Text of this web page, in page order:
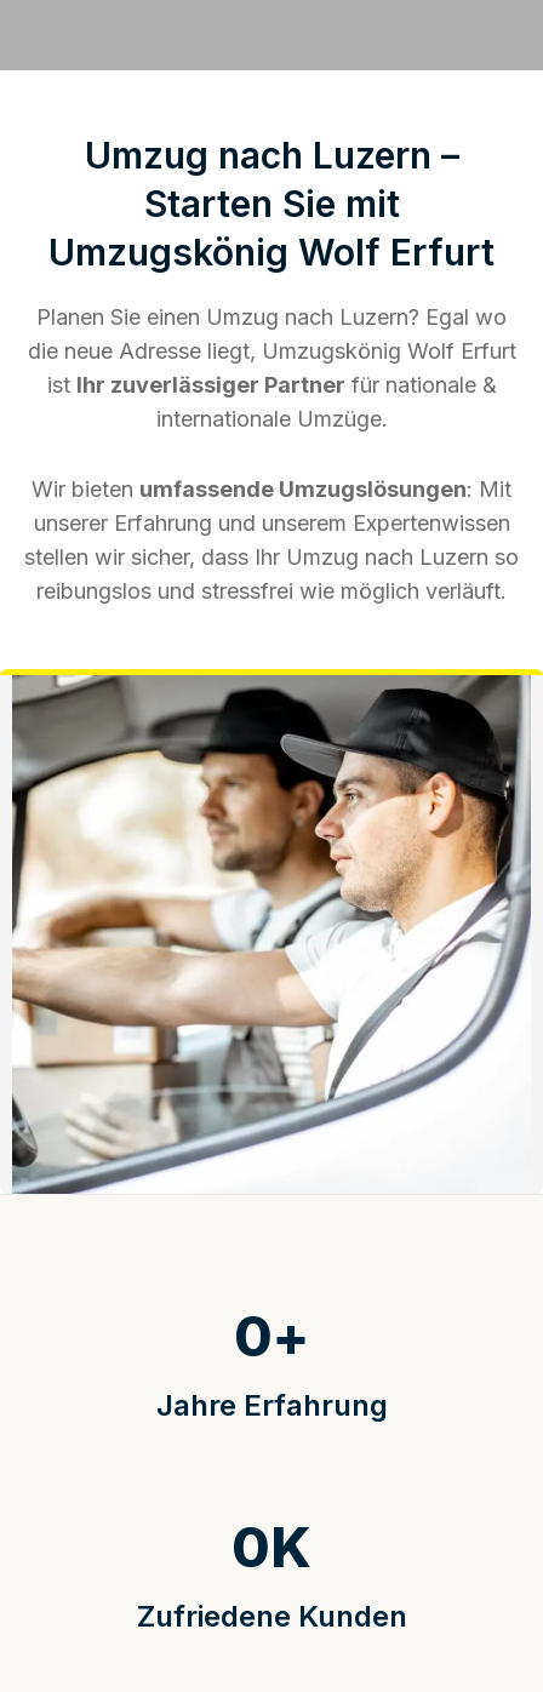
Umzug nach Luzern –
Starten Sie mit
Umzugskönig Wolf Erfurt
Planen Sie einen Umzug nach Luzern? Egal wo
die neue Adresse liegt, Umzugskönig Wolf Erfurt
ist Ihr zuverlässiger Partner für nationale &
internationale Umzüge.
Wir bieten umfassende Umzugslösungen: Mit
unserer Erfahrung und unserem Expertenwissen
stellen wir sicher, dass Ihr Umzug nach Luzern so
reibungslos und stressfrei wie möglich verläuft.
Jahre Erfahrung
0+
Zufriedene Kunden
0K